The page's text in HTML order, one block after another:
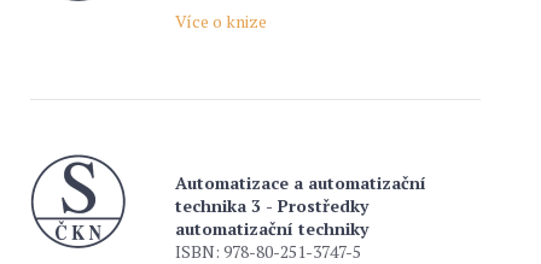
Více o knize
Automatizace a automatizační
technika 3 - Prostředky
automatizační techniky
ISBN: 978-80-251-3747-5